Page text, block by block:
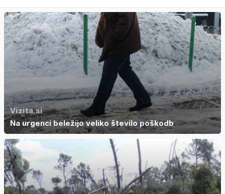
Vizita.si
Na urgenci beležijo veliko število poškodb